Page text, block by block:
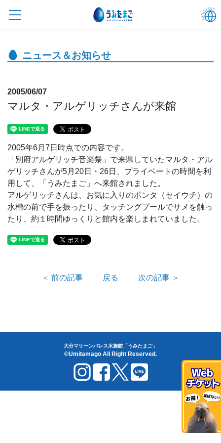
ニュース＆お知らせ
2005/06/07
マルタ・アルゲリッチさんが来館
2005年6月7日時点での内容です。
「別府アルゲリッチ音楽祭」で来県していたマルタ・アル
ゲリッチさんが5月20日・26日、プライベートの時間を利
用して、「うみたまご」へ来館されました。
アルゲリッチさんは、お気に入りのポンタ（セイウチ）の
水槽の前で手を振ったり、タッチングプールでサメを触っ
たり、約１時間ゆっくりと館内を楽しまれていました。
＜ 前の記事 戻る 次の記事 ＞
大分マリーンパレス水族館「うみたまご」
©Umitamago All Right Reserved.